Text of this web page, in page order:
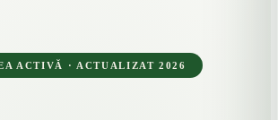
ACTIVĂ · ACTUALIZAT 2026